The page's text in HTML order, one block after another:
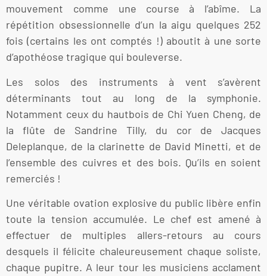
mouvement comme une course à l’abîme. La
répétition obsessionnelle d’un la aigu quelques 252
fois (certains les ont comptés !) aboutit à une sorte
d’apothéose tragique qui bouleverse.
Les solos des instruments à vent s’avèrent
déterminants tout au long de la symphonie.
Notamment ceux du hautbois de Chi Yuen Cheng, de
la flûte de Sandrine Tilly, du cor de Jacques
Deleplanque, de la clarinette de David Minetti, et de
l’ensemble des cuivres et des bois. Qu’ils en soient
remerciés !
Une véritable ovation explosive du public libère enfin
toute la tension accumulée. Le chef est amené à
effectuer de multiples allers-retours au cours
desquels il félicite chaleureusement chaque soliste,
chaque pupitre. A leur tour les musiciens acclament